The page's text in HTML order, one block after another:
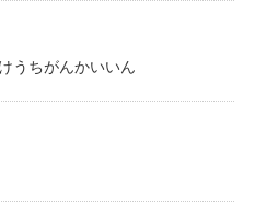
うちがんかいいん